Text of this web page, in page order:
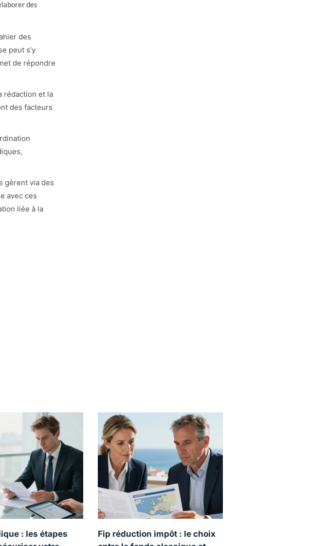
des
des
peut s’y
de répondre
rédaction et la
des facteurs
gèrent via des
avec ces
liée à la
: les étapes
Fip réduction impôt : le choix